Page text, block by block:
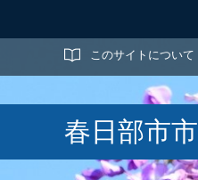
このサイトについて
サイト内検索
春日部市